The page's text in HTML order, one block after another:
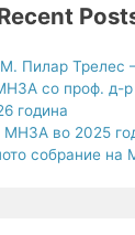
Пилар Трелес
со проф. д-
година
МНЗА во 2025
собрание на